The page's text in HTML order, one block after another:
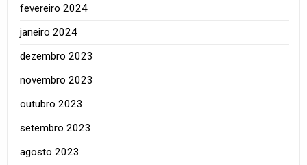
fevereiro 2024
janeiro 2024
dezembro 2023
novembro 2023
outubro 2023
setembro 2023
agosto 2023